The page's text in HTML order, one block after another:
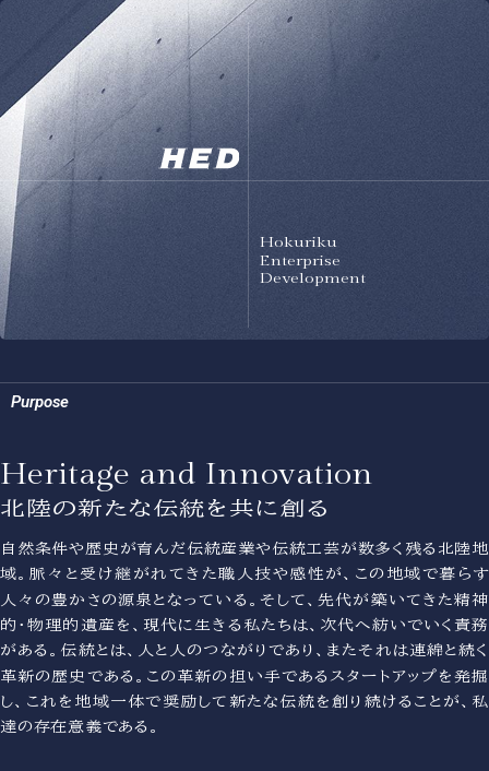
Hokuriku
Enterprise
Development
Purpose
Heritage and Innovation
北陸の新たな伝統を共に創る
自然条件や歴史が育んだ伝統産業や伝統工芸が数多く残る北陸地
域。脈々と受け継がれてきた職人技や感性が、この地域で暮らす
人々の豊かさの源泉となっている。そして、先代が築いてきた精神
的・物理的遺産を、現代に生きる私たちは、次代へ紡いでいく責務
がある。伝統とは、人と人のつながりであり、またそれは連綿と続く
革新の歴史である。この革新の担い手であるスタートアップを発掘
し、これを地域一体で奨励して新たな伝統を創り続けることが、私
達の存在意義である。